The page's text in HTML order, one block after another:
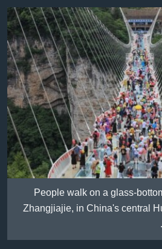
People walk on a glass-
Zhangjiajie, in China's central